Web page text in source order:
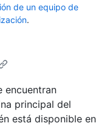
de un equipo de
.
encuentran
principal del
está disponible en